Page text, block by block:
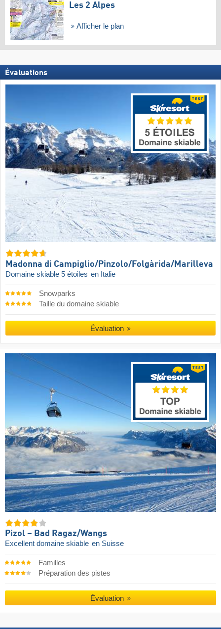
Les 2 Alpes
Afficher le plan
Évaluations
Madonna di Campiglio/​Pinzolo/​Folgàrida/​Marilleva
Domaine skiable 5 étoiles en Italie
Snowparks
Taille du domaine skiable
Évaluation
Pizol – Bad Ragaz/​Wangs
Excellent domaine skiable en Suisse
Familles
Préparation des pistes
Évaluation